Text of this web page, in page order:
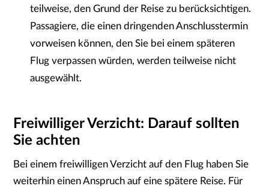
teilweise, den Grund der Reise zu berücksichtigen.
Passagiere, die einen dringenden Anschlusstermin
vorweisen können, den Sie bei einem späteren
Flug verpassen würden, werden teilweise nicht
ausgewählt.
Freiwilliger Verzicht: Darauf sollten
Sie achten
Bei einem freiwilligen Verzicht auf den Flug haben Sie
weiterhin einen Anspruch auf eine spätere Reise. Für